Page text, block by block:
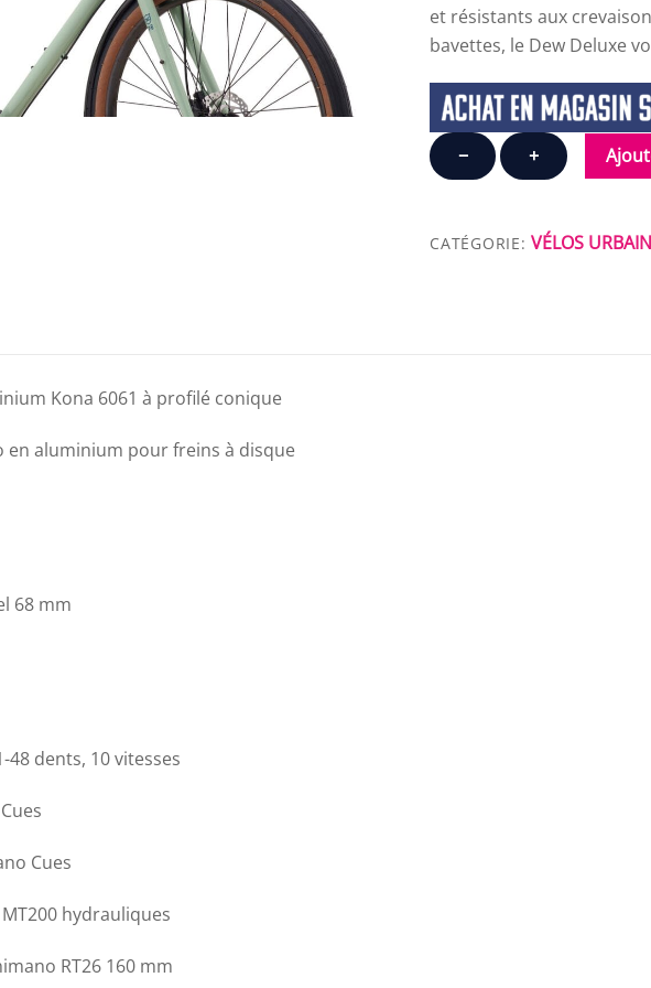
et résistants aux
bavettes, le Dew Deluxe
−
quantité
de
DEW
+
CATÉGORIE:VÉLOS URBAIN
Kona 6061 à profilé conique
en aluminium pour freins à disque
68 mm
48 dents, 10 vitesses
Cues
MT200 hydrauliques
RT26 160 mm